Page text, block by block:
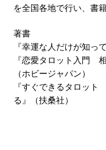
を全国各地で行い、書
著書
『幸運な人だけが知っ
『恋愛タロット入門
（ホビージャパン）
『すぐできるタロッ
る』（扶桑社）